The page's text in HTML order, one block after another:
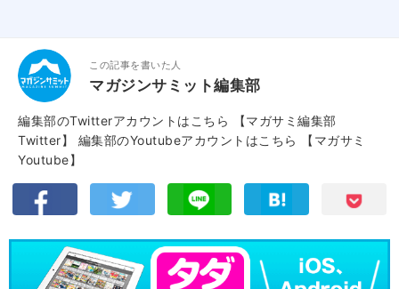
この記事を書いた人
マガジンサミット編集部
編集部のTwitterアカウントはこちら
【マガサミ編集部
Twitter】
編集部のYoutubeアカウントはこちら
【マガサミ
Youtube】